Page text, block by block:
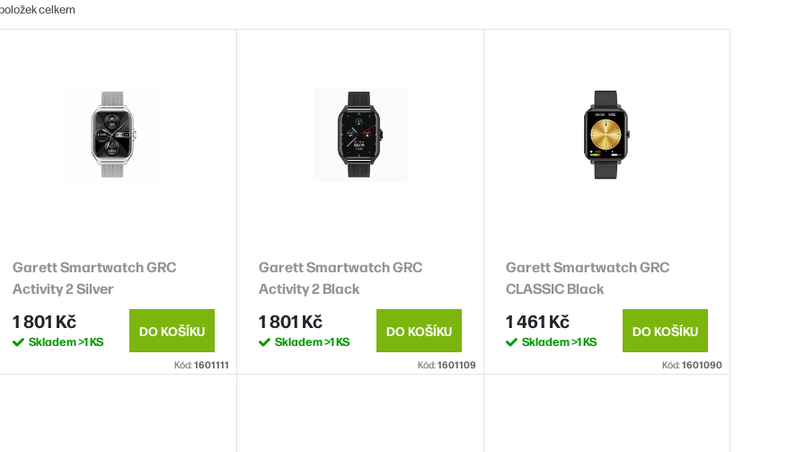
celkem
Garett Smartwatch GRC
Activity 2 Silver
1 801 Kč
Skladem>1 KS
DO KOŠÍKU
Kód:1601111
Garett Smartwatch GRC
Activity 2 Black
1 801 Kč
Skladem>1 KS
DO KOŠÍKU
Kód:1601109
Garett Smartwatch GRC
CLASSIC Black
1 461 Kč
Skladem>1 KS
DO KOŠÍKU
Kód:1601090